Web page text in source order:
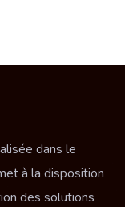
dans le
à la disposition
des solutions